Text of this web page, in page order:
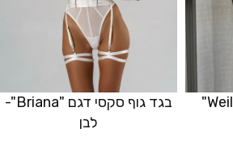
בגד גוף סקסי דגם "Briana"-
לבן